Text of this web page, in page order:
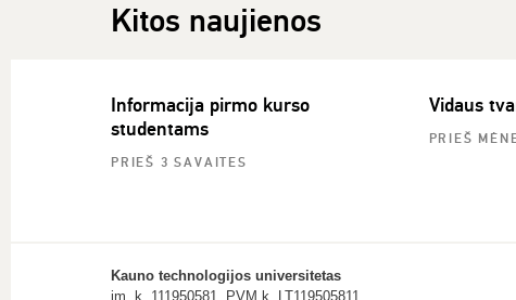
Kitos naujienos
Informacija pirmo kurso
studentams
PRIEŠ 3 SAVAITES
Vidaus
PRIEŠ
Kauno technologijos universitetas
įm. k. 111950581, PVM k. LT119505811